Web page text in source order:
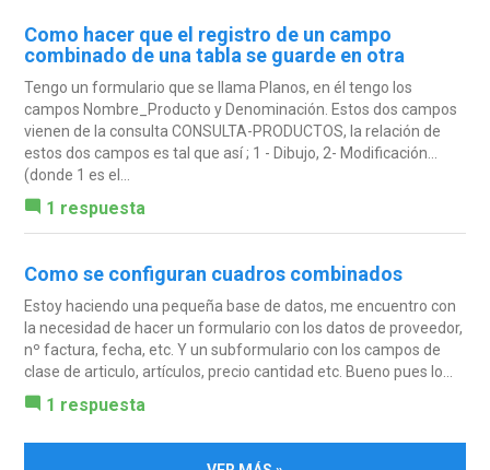
Como hacer que el registro de un campo
combinado de una tabla se guarde en otra
Tengo un formulario que se llama Planos, en él tengo los
campos Nombre_Producto y Denominación. Estos dos campos
vienen de la consulta CONSULTA-PRODUCTOS, la relación de
estos dos campos es tal que así ; 1 - Dibujo, 2- Modificación...
(donde 1 es el...
1 respuesta
Como se configuran cuadros combinados
Estoy haciendo una pequeña base de datos, me encuentro con
la necesidad de hacer un formulario con los datos de proveedor,
nº factura, fecha, etc. Y un subformulario con los campos de
clase de articulo, artículos, precio cantidad etc. Bueno pues lo...
1 respuesta